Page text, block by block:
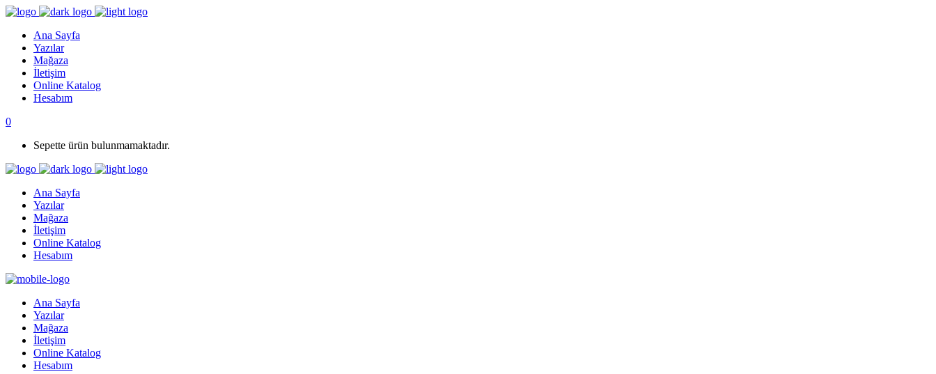
Ana Sayfa
Yazılar
Mağaza
İletişim
Online Katalog
Hesabım
0
Sepette ürün bulunmamaktadır.
Ana Sayfa
Yazılar
Mağaza
İletişim
Online Katalog
Hesabım
Ana Sayfa
Yazılar
Mağaza
İletişim
Online Katalog
Hesabım